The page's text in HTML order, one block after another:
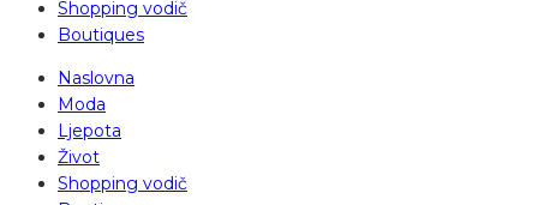
Shopping vodič
Boutiques
Naslovna
Moda
Ljepota
Život
Shopping vodič